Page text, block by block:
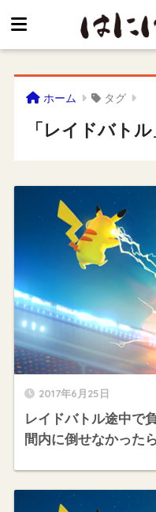
ホーム タグ
「レイドバト
2017年6月25日
レイドバトル途中で
間内に倒せなかった